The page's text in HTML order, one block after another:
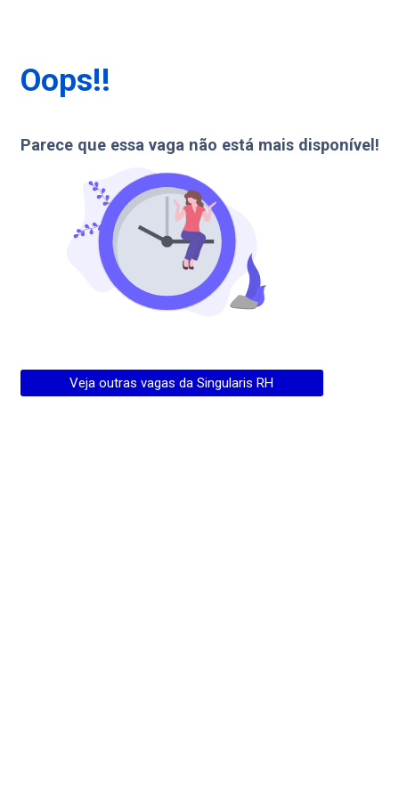
Oops!!
Parece que essa vaga não está mais disponível!
Veja outras vagas da Singularis RH